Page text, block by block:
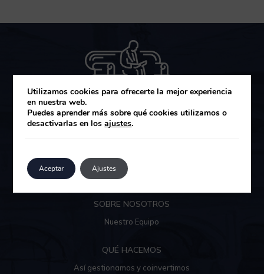
MUZA GESTIÓN DE ACTIVOS SGIIC
Área de clientes
SOBRE NOSOTROS
Nuestro Equipo
QUÉ HACEMOS
Así gestionamos y coinvertimos
Utilizamos cookies para ofrecerte la mejor experiencia
en nuestra web.
Puedes aprender más sobre qué cookies utilizamos o
desactivarlas en losajustes.
Aceptar Ajustes